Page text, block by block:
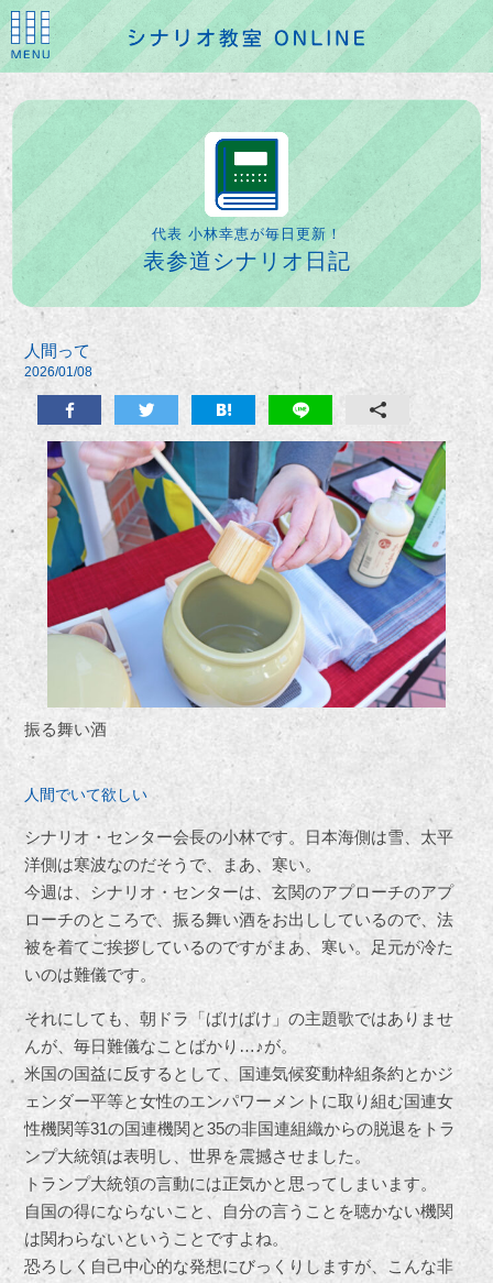
代表 小林幸恵が毎日更新！
表参道シナリオ日記
人間って
2026/01/08
振る舞い酒
人間でいて欲しい
シナリオ・センター会長の小林です。日本海側は雪、太平
洋側は寒波なのだそうで、まあ、寒い。
今週は、シナリオ・センターは、玄関のアプローチのアプ
ローチのところで、振る舞い酒をお出ししているので、法
被を着てご挨拶しているのですがまあ、寒い。足元が冷た
いのは難儀です。
それにしても、朝ドラ「ばけばけ」の主題歌ではありませ
んが、毎日難儀なことばかり…♪が。
米国の国益に反するとして、国連気候変動枠組条約とかジ
ェンダー平等と女性のエンパワ⁠ーメントに取り組む国連女
性機関等31の国連機関と35の非国連組織からの脱退をトラ
ンプ大統領は表明し、世界を震撼させました。
トランプ大統領の言動には正気かと思ってしまいます。
自国の得にならないこと、自分の言うことを聴かない機関
は関わらないということですよね。
恐ろしく自己中心的な発想にびっくりしますが、こんな非